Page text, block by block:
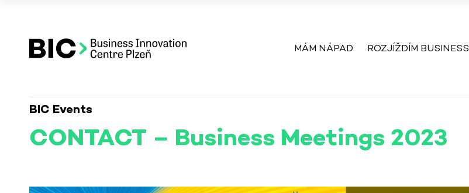
MÁM NÁPAD ROZJÍŽDÍM BUSINESS
BIC Events
CONTACT – Business Meetings 2023